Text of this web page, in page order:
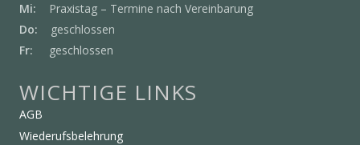
Mi:
Praxistag – Termine nach Vereinbarung
Do: geschlossen
Fr: geschlossen
WICHTIGE LINKS
AGB
Wiederufsbelehrung